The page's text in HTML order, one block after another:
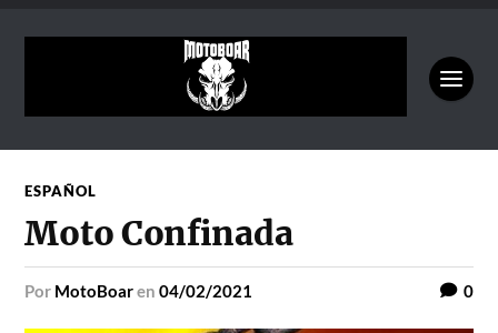
ESPAÑOL
Moto Confinada
por MotoBoaren04/02/2021 0